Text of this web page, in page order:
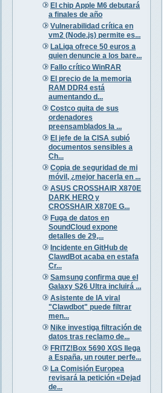
El chip Apple M6 debutará
a finales de año
Vulnerabilidad crítica en
vm2 (Node.js) permite es...
LaLiga ofrece 50 euros a
quien denuncie a los bare...
Fallo crítico WinRAR
El precio de la memoria
RAM DDR4 está
aumentando d...
Costco quita de sus
ordenadores
preensamblados la ...
El jefe de la CISA subió
documentos sensibles a
Ch...
Copia de seguridad de mi
móvil, ¿mejor hacerla en ...
ASUS CROSSHAIR X870E
DARK HERO y
CROSSHAIR X870E G...
Fuga de datos en
SoundCloud expone
detalles de 29,...
Incidente en GitHub de
ClawdBot acaba en estafa
Cr...
Samsung confirma que el
Galaxy S26 Ultra incluirá ...
Asistente de IA viral
"Clawdbot" puede filtrar
men...
Nike investiga filtración de
datos tras reclamo de...
FRITZ!Box 5690 XGS llega
a España, un router perfe...
La Comisión Europea
revisará la petición «Dejad
de...